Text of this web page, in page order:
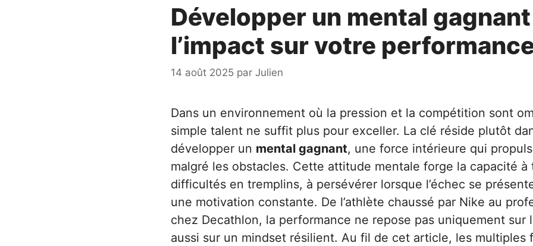
Développer un mental
l’impact sur votre
14 août 2025 par Julien
Dans un environnement où la pression et la compétition sont
simple talent ne suffit plus pour exceller. La clé réside plutôt
développer un mental gagnant, une force intérieure qui
malgré les obstacles. Cette attitude mentale forge la capacité à
difficultés en tremplins, à persévérer lorsque l’échec se
une motivation constante. De l’athlète chaussé par Nike au
chez Decathlon, la performance ne repose pas uniquement sur
aussi sur un mindset résilient. Au fil de cet article, les multiples